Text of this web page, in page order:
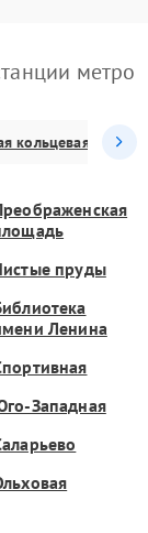
метро
кольцевая
пруды
Ленина
Западная